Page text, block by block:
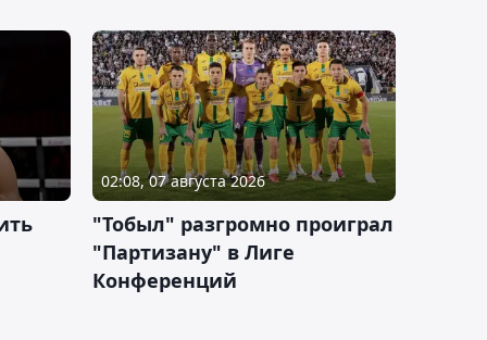
02:08, 07 августа 2026
"Тобыл" разгромно проиграл
"Партизану" в Лиге
Конференций